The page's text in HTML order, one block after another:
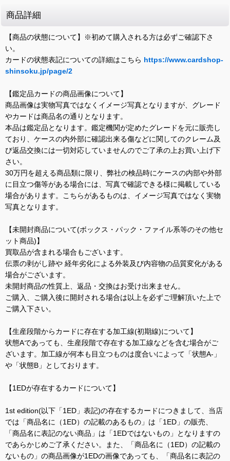
商品詳細
【商品の状態について】※初めて購入される方は必ずご確認下さ
い。
カードの状態表記についての詳細はこちら https://www.cardshop-
shinsoku.jp/page/2
【鑑定品カードの商品画像について】
商品画像は実物写真ではなくイメージ写真となりますが、グレード
やカードは商品名の通りとなります。
本品は鑑定品となります。鑑定機関が定めたグレードを元に販売し
ており、ケースの内外部に確認出来る傷などに関してのクレーム及
び返品交換には一切対応していませんのでご了承の上お買い上げ下
さい。
30万円を超える商品類に限り、弊社の検品時にケースの内部や外部
に目立つ傷等がある場合には、写真で確認できる様に掲載している
場合があります。こちらがあるものは、イメージ写真ではなく実物
写真となります。
【未開封商品について(ボックス・パック・ファイル系等のその他セ
ット商品)】
買取品が含まれる場合もございます。
伝票の剥がし跡や 経年劣化による外装及び内容物の品質変化がある
場合がございます。
未開封商品の性質上、返品・交換はお受け出来ません。
ご購入、ご購入後に開封される場合は以上を必ずご理解頂いた上で
ご購入下さい。
【生産段階からカードに存在する加工線(初期線)について】
状態Aであっても、生産段階で存在する加工線などを含む場合がご
ざいます。加工線が何本も目立つものは度合いによって「状態A-」
や「状態B」としております。
【1EDが存在するカードについて】
1st edition(以下「1ED」表記)の存在するカードにつきまして、当店
では「商品名に（1ED）の記載のあるもの」は「1ED」の販売、
「商品名に表記のない商品」は「1EDではないもの」となりますの
であらかじめご了承ください。また、「商品名に（1ED）の記載の
ないもの」の商品画像が1EDの画像であっても、「商品名に表記の